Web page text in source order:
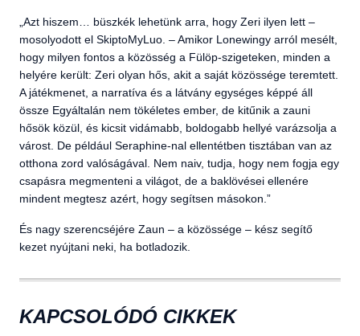
„Azt hiszem… büszkék lehetünk arra, hogy Zeri ilyen lett –
mosolyodott el SkiptoMyLuo. – Amikor Lonewingy arról mesélt,
hogy milyen fontos a közösség a Fülöp-szigeteken, minden a
helyére került: Zeri olyan hős, akit a saját közössége teremtett.
A játékmenet, a narratíva és a látvány egységes képpé áll
össze Egyáltalán nem tökéletes ember, de kitűnik a zauni
hősök közül, és kicsit vidámabb, boldogabb hellyé varázsolja a
várost. De például Seraphine-nal ellentétben tisztában van az
otthona zord valóságával. Nem naiv, tudja, hogy nem fogja egy
csapásra megmenteni a világot, de a baklövései ellenére
mindent megtesz azért, hogy segítsen másokon.”
És nagy szerencséjére Zaun – a közössége – kész segítő
kezet nyújtani neki, ha botladozik.
KAPCSOLÓDÓ CIKKEK